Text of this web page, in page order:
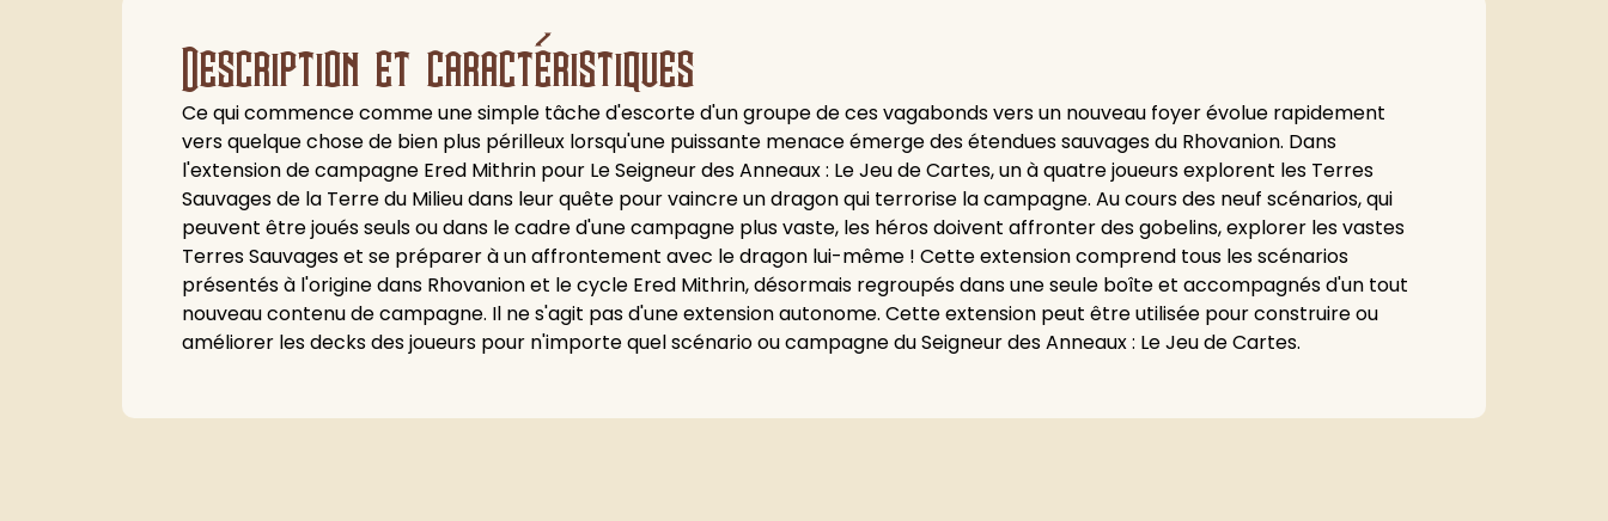
Description et caractéristiques
Ce qui commence comme une simple tâche d'escorte d'un groupe de ces vagabonds vers un nouveau foyer évolue rapidement
vers quelque chose de bien plus périlleux lorsqu'une puissante menace émerge des étendues sauvages du Rhovanion. Dans
l'extension de campagne Ered Mithrin pour Le Seigneur des Anneaux : Le Jeu de Cartes, un à quatre joueurs explorent les Terres
Sauvages de la Terre du Milieu dans leur quête pour vaincre un dragon qui terrorise la campagne. Au cours des neuf scénarios, qui
peuvent être joués seuls ou dans le cadre d'une campagne plus vaste, les héros doivent affronter des gobelins, explorer les vastes
Terres Sauvages et se préparer à un affrontement avec le dragon lui-même ! Cette extension comprend tous les scénarios
présentés à l'origine dans Rhovanion et le cycle Ered Mithrin, désormais regroupés dans une seule boîte et accompagnés d'un tout
nouveau contenu de campagne. Il ne s'agit pas d'une extension autonome. Cette extension peut être utilisée pour construire ou
améliorer les decks des joueurs pour n'importe quel scénario ou campagne du Seigneur des Anneaux : Le Jeu de Cartes.